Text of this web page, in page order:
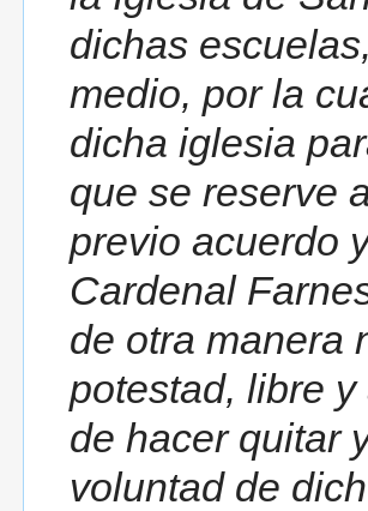
dichas
medio, por la
dicha iglesia
que se reserve
previo acuerdo
Cardenal
de otra manera
potestad, libre
de hacer quitar
voluntad de